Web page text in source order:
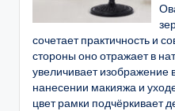
сочетает практичность и
стороны оно отражает в
увеличивает изображение
нанесении макияжа и
цвет рамки подчёркивает